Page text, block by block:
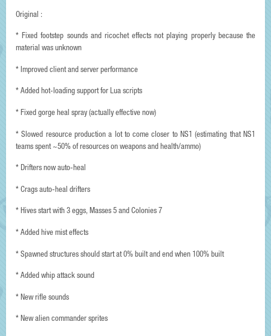
Original :
* Fixed footstep sounds and ricochet effects not playing properly because the
material was unknown
* Improved client and server performance
* Added hot-loading support for Lua scripts
* Fixed gorge heal spray (actually effective now)
* Slowed resource production a lot to come closer to NS1 (estimating that NS1
teams spent ~50% of resources on weapons and health/ammo)
* Drifters now auto-heal
* Crags auto-heal drifters
* Hives start with 3 eggs, Masses 5 and Colonies 7
* Added hive mist effects
* Spawned structures should start at 0% built and end when 100% built
* Added whip attack sound
* New rifle sounds
* New alien commander sprites